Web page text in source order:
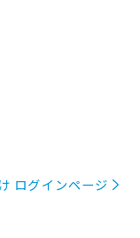
ログインページ